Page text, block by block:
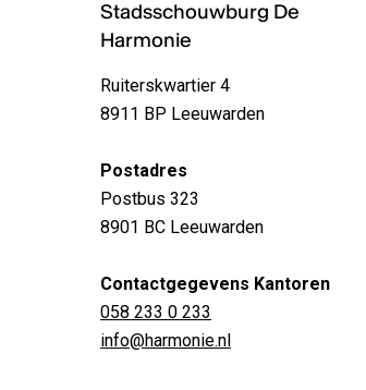
Stadsschouwburg De
Harmonie
Ruiterskwartier 4
8911 BP Leeuwarden
Postadres
Postbus 323
8901 BC Leeuwarden
Contactgegevens Kantoren
058 233 0 233
info@harmonie.nl